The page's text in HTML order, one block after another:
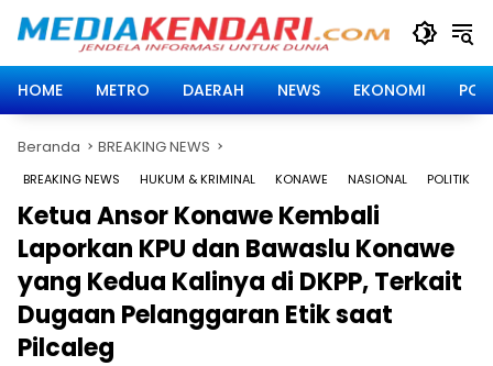
HOME
METRO DAERAH NEWS EKONOMI
Beranda BREAKING NEWS
BREAKING NEWS HUKUM & KRIMINAL KONAWE NASIONAL POLITIK
Ketua Ansor Konawe Kembali
Laporkan KPU dan Bawaslu Konawe
yang Kedua Kalinya di DKPP, Terkait
Dugaan Pelanggaran Etik saat
Pilcaleg